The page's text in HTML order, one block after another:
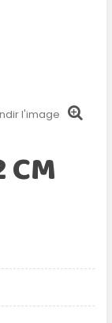
l'image
CM